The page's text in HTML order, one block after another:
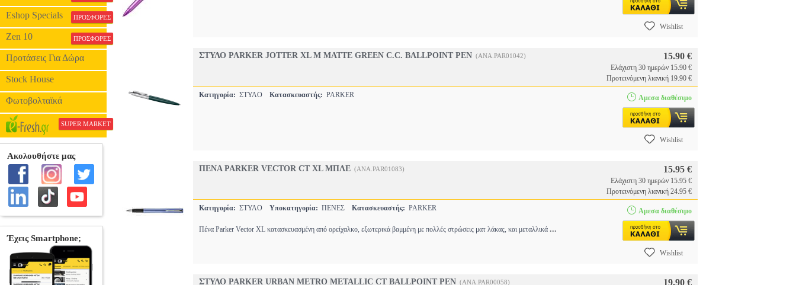
Eshop Specials ΠΡΟΣΦΟΡΕΣ
Zen 10 ΠΡΟΣΦΟΡΕΣ
Προτάσεις Για Δώρα
Stock House
Φωτοβολταϊκά
SUPER MARKET
Wishlist
ΣΤΥΛΟ PARKER JOTTER XL M MATTE GREEN C.C. BALLPOINT PEN (ANA.PAR01042) 15.90 €
Ελάχιστη 30 ημερών 15.90 €
Προτεινόμενη λιανική 19.90 €
Κατηγορία: ΣΤΥΛΟ Κατασκευαστής: PARKER Αμεσα διαθέσιμο
Wishlist
ΠΕΝΑ PARKER VECTOR CT XL ΜΠΛΕ (ANA.PAR01083) 15.95 €
Ελάχιστη 30 ημερών 15.95 €
Προτεινόμενη λιανική 24.95 €
Κατηγορία: ΣΤΥΛΟ Υποκατηγορία: ΠΕΝΕΣ Κατασκευαστής: PARKER
Πένα Parker Vector XL κατασκευασμένη από ορείχαλκο, εξωτερικά βαμμένη με πολλές στρώσεις ματ λάκας, και μεταλλικά ...
Αμεσα διαθέσιμο
Wishlist
ΣΤΥΛΟ PARKER URBAN METRO METALLIC CT BALLPOINT PEN (ANA.PAR00058) 19.90 €